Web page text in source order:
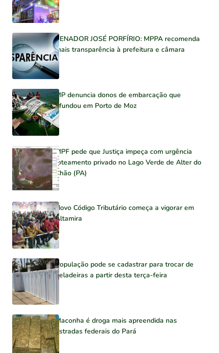
SENADOR JOSÉ PORFÍRIO: MPPA recomenda
mais transparência à prefeitura e câmara
MP denuncia donos de embarcação que
afundou em Porto de Moz
MPF pede que Justiça impeça com urgência
loteamento privado no Lago Verde de Alter do
Chão (PA)
Novo Código Tributário começa a vigorar em
Altamira
População pode se cadastrar para trocar de
geladeiras a partir desta terça-feira
Maconha é droga mais apreendida nas
estradas federais do Pará